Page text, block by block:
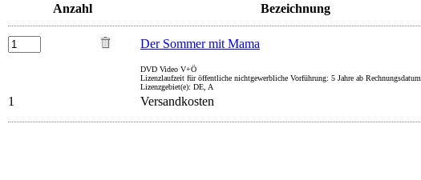
Anzahl Bezeichnung
Der Sommer mit Mama
DVD Video V+Ö
Lizenzlaufzeit für öffentliche nichtgewerbliche Vorführung: 5 Jahre ab Rechnungsdatum.
Lizenzgebiet(e): DE, A
1 Versandkosten